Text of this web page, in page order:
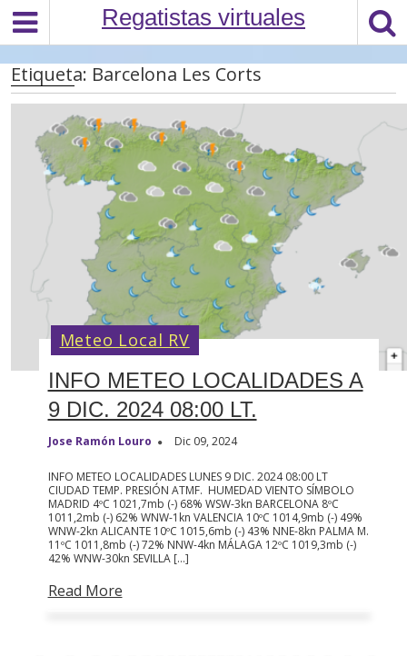
Regatistas virtuales
Etiqueta: Barcelona Les Corts
INFO METEO LOCALIDADES A
9 DIC. 2024 08:00 LT.
Jose Ramón Louro Dic 09, 2024
INFO METEO LOCALIDADES LUNES 9 DIC. 2024 08:00 LT
CIUDAD TEMP. PRESIÓN ATMF. HUMEDAD VIENTO SÍMBOLO
MADRID 4ºC 1021,7mb (-) 68% WSW-3kn BARCELONA 8ºC
1011,2mb (-) 62% WNW-1kn VALENCIA 10ºC 1014,9mb (-) 49%
WNW-2kn ALICANTE 10ºC 1015,6mb (-) 43% NNE-8kn PALMA M.
11ºC 1011,8mb (-) 72% NNW-4kn MÁLAGA 12ºC 1019,3mb (-)
42% WNW-30kn SEVILLA […]
Read More
Meteo Local RV